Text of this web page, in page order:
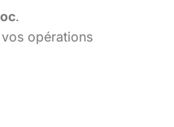
.
opérations